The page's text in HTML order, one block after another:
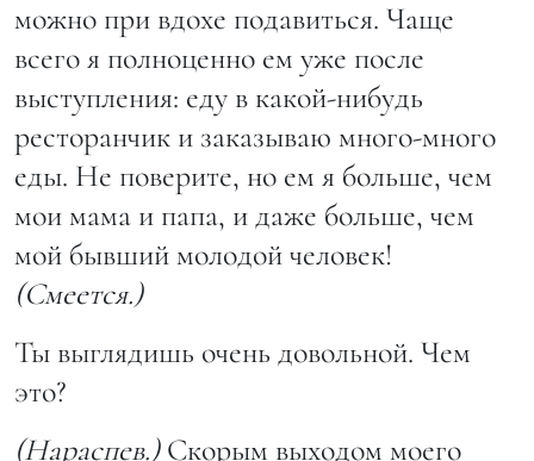
можно при вдохе подавиться. Чаще
всего я полноценно ем уже после
выступления: еду в какой-нибудь
ресторанчик и заказываю много-много
еды. Не поверите, но ем я больше, чем
мои мама и папа, и даже больше, чем
мой бывший молодой человек!
(Смеется.)
Ты выглядишь очень довольной. Чем
это?
(Нараспев.)Скорым выходом моего